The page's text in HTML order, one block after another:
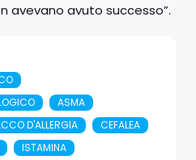
avuto successo”.
ASMA
D'ALLERGIA
CEFALEA
ISTAMINA